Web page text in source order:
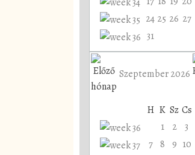
24 25 26 27
31
Szeptember 2026
H K Sz Cs
1
2 3
7 8 9 10